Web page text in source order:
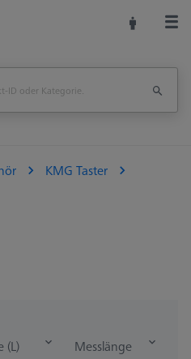
KMG Taster
(L) Messlänge (ML)